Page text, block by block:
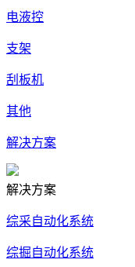
电液控
支架
刮板机
其他
解决方案
解决方案
综采自动化系统
综掘自动化系统